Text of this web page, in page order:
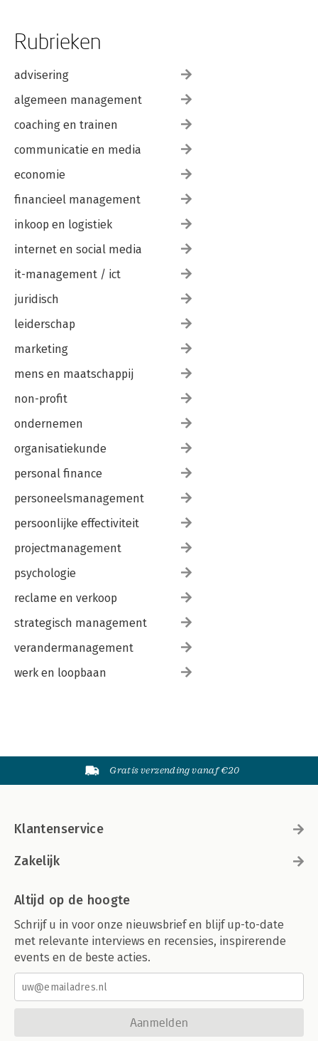
Rubrieken
advisering
algemeen management
coaching en trainen
communicatie en media
economie
financieel management
inkoop en logistiek
internet en social media
it-management / ict
juridisch
leiderschap
marketing
mens en maatschappij
non-profit
ondernemen
organisatiekunde
personal finance
personeelsmanagement
persoonlijke effectiviteit
projectmanagement
psychologie
reclame en verkoop
strategisch management
verandermanagement
werk en loopbaan
Gratis verzending vanaf €20
Klantenservice
Zakelijk
Altijd op de hoogte
Schrijf u in voor onze nieuwsbrief en blijf up-to-date
met relevante interviews en recensies, inspirerende
events en de beste acties.
Aanmelden